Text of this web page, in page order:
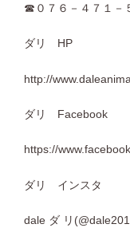
☎０７６－４７１－
ダリ HP
http://
ダリ Facebook
https://
ダリ インスタ
dale ダ リ